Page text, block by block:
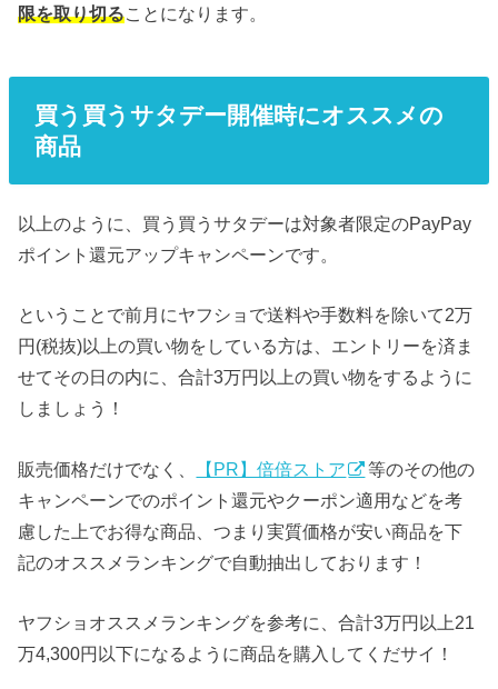
限を取り切ることになります。
買う買うサタデー開催時にオススメの
商品
以上のように、買う買うサタデーは対象者限定のPayPay
ポイント還元アップキャンペーンです。
ということで前月にヤフショで送料や手数料を除いて2万
円(税抜)以上の買い物をしている方は、エントリーを済ま
せてその日の内に、合計3万円以上の買い物をするように
しましょう！
販売価格だけでなく、 【PR】倍倍ストア
等のその他の
キャンペーンでのポイント還元やクーポン適用などを考
慮した上でお得な商品、つまり実質価格が安い商品を下
記のオススメランキングで自動抽出しております！
ヤフショオススメランキングを参考に、合計3万円以上21
万4,300円以下になるように商品を購入してくだサイ！